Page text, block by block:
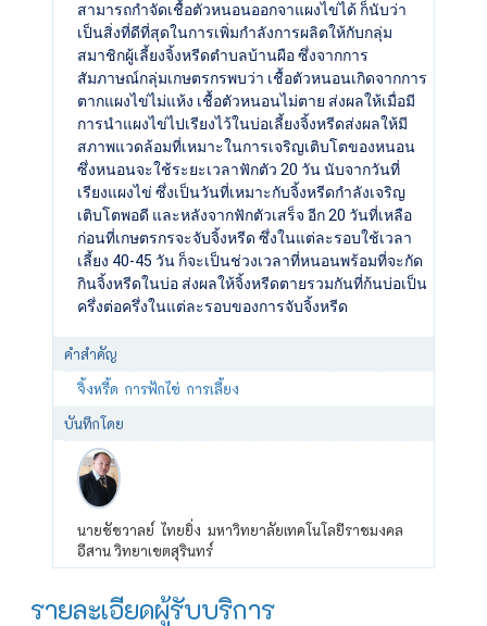
สามารถกำจัดเชื้อตัวหนอนออกจาแผงไข่ได้ ก็นับว่า
เป็นสิ่งที่ดีที่สุดในการเพิ่มกำลังการผลิตให้กับกลุ่ม
สมาชิกผู้เลี้ยงจิ้งหรีดตำบลบ้านผือ ซึ่งจากการ
สัมภาษณ์กลุ่มเกษตรกรพบว่า เชื้อตัวหนอนเกิดจากการ
ตากแผงไข่ไม่แห้ง เชื้อตัวหนอนไม่ตาย ส่งผลให้เมื่อมี
การนำแผงไข่ไปเรียงไว้ในบ่อเลี้ยงจิ้งหรีดส่งผลให้มี
สภาพแวดล้อมที่เหมาะในการเจริญเติบโตของหนอน
ซึ่งหนอนจะใช้ระยะเวลาฟักตัว 20 วัน นับจากวันที่
เรียงแผงไข่ ซึ่งเป็นวันที่เหมาะกับจิ้งหรีดกำลังเจริญ
เติบโตพอดี และหลังจากฟักตัวเสร็จ อีก 20 วันที่เหลือ
ก่อนที่เกษตรกรจะจับจิ้งหรีด ซึ่งในแต่ละรอบใช้เวลา
เลี้ยง 40-45 วัน ก็จะเป็นช่วงเวลาที่หนอนพร้อมที่จะกัด
กินจิ้งหรีดในบ่อ ส่งผลให้จิ้งหรีดตายรวมกันที่ก้นบ่อเป็น
ครึ่งต่อครึ่งในแต่ละรอบของการจับจิ้งหรีด
คำสำคัญ
จิ้งหรี้ด การฟักไข่ การเลี้ยง
บันทึกโดย
นายชัชวาลย์ ไทยยิ่ง มหาวิทยาลัยเทคโนโลยีราชมงคล
อีสาน วิทยาเขตสุรินทร์
รายละเอียดผู้รับบริการ